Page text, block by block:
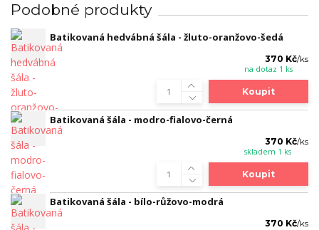
Podobné produkty
Batikovaná hedvábná šála - žluto-oranžovo-šedá
370 Kč/ks
na dotaz 1 ks
Koupit
Batikovaná šála - modro-fialovo-černá
370 Kč/ks
skladem 1 ks
Koupit
Batikovaná šála - bílo-růžovo-modrá
370 Kč/ks